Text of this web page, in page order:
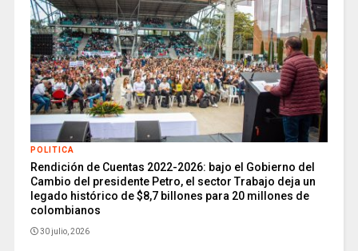
POLITICA
Rendición de Cuentas 2022-2026: bajo el Gobierno del
Cambio del presidente Petro, el sector Trabajo deja un
legado histórico de $8,7 billones para 20 millones de
colombianos
30 julio, 2026